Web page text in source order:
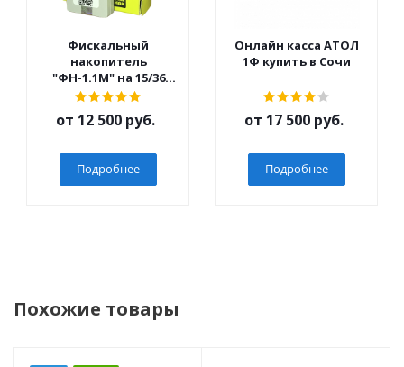
Фискальный
накопитель
"ФН-1.1М" на 15/36
мес.
от 12 500 руб.
Подробнее
Онлайн касса АТОЛ
1Ф купить в Сочи
от 17 500 руб.
Подробнее
Похожие товары